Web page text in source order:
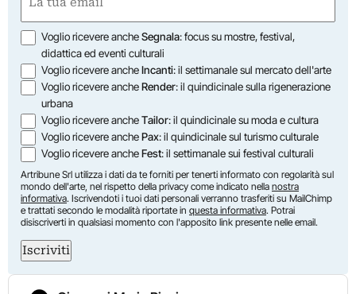
(Required)
Opzioni
Voglio ricevere ancheSegnala: focus su mostre, festival,
didattica ed eventi culturali
Voglio ricevere ancheIncanti: il settimanale sul mercato dell'arte
Voglio ricevere ancheRender: il quindicinale sulla rigenerazione
urbana
Voglio ricevere ancheTailor: il quindicinale su moda e cultura
Voglio ricevere anchePax: il quindicinale sul turismo culturale
Voglio ricevere ancheFest: il settimanale sui festival culturali
Artribune Srl utilizza i dati da te forniti per tenerti informato con regolarità sul
mondo dell'arte, nel rispetto della privacy come indicato nella nostra
informativa. Iscrivendoti i tuoi dati personali verranno trasferiti su MailChimp
e trattati secondo le modalità riportate in questa informativa. Potrai
disiscriverti in qualsiasi momento con l'apposito link presente nelle email.
Iscriviti